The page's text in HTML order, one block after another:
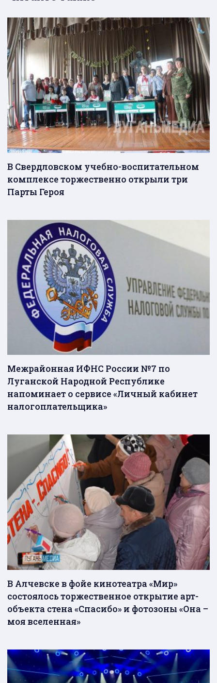
В Свердловском учебно-воспитательном
комплексе торжественно открыли три
Парты Героя
Межрайонная ИФНС России №7 по
Луганской Народной Республике
напоминает о сервисе «Личный кабинет
налогоплательщика»
В Алчевске в фойе кинотеатра «Мир»
состоялось торжественное открытие арт-
объекта стена «Спасибо» и фотозоны «Она –
моя вселенная»